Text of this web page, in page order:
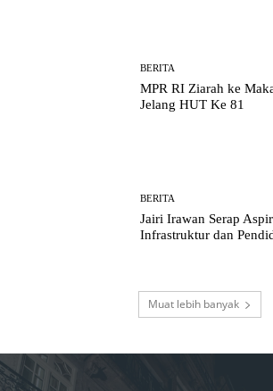
BERITA
MPR RI Ziarah ke
Jelang HUT Ke 81
BERITA
Jairi Irawan Serap
Infrastruktur dan
Muat lebih banyak